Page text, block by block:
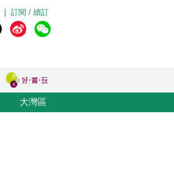
訂閱 / 續訂
大灣區